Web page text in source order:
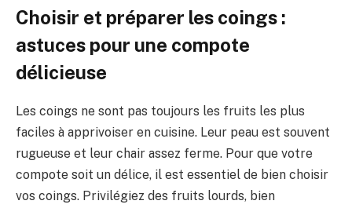
Choisir et préparer les coings :
astuces pour une compote
délicieuse
Les coings ne sont pas toujours les fruits les plus
faciles à apprivoiser en cuisine. Leur peau est souvent
rugueuse et leur chair assez ferme. Pour que votre
compote soit un délice, il est essentiel de bien choisir
vos coings. Privilégiez des fruits lourds, bien